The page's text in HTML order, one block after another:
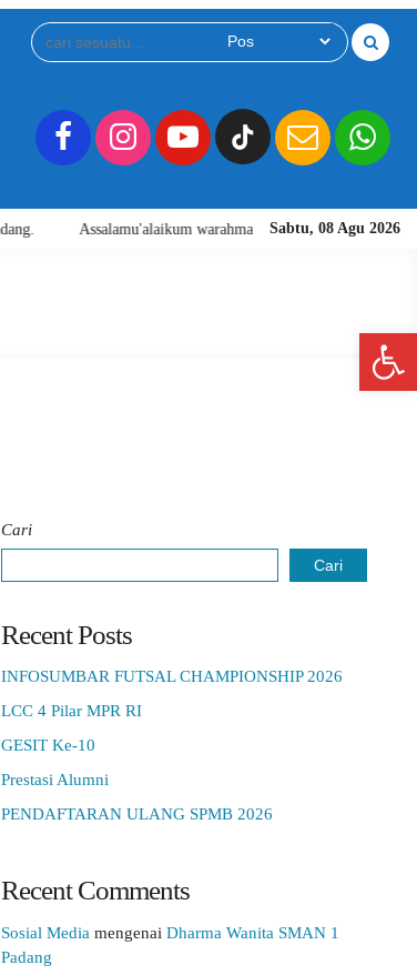
Download
Sabtu, 08 Agu 2026
Assalamu'alaikum warahmatullahi wabarakatuh. Selamat
Cari
Cari
Recent Posts
INFOSUMBAR FUTSAL CHAMPIONSHIP 2026
LCC 4 Pilar MPR RI
GESIT Ke-10
Prestasi Alumni
PENDAFTARAN ULANG SPMB 2026
Recent Comments
Sosial Media mengenai Dharma Wanita SMAN 1
Padang